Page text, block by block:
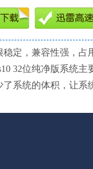
定，兼容性强，
32位纯净版系统
系统的体积，让系